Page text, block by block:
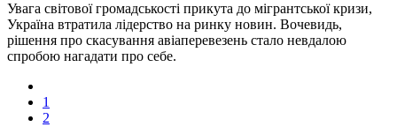
Увага світової громадськості прикута до мігрантської кризи,
Україна втратила лідерство на ринку новин. Вочевидь,
рішення про скасування авіаперевезень стало невдалою
спробою нагадати про себе.
1
2